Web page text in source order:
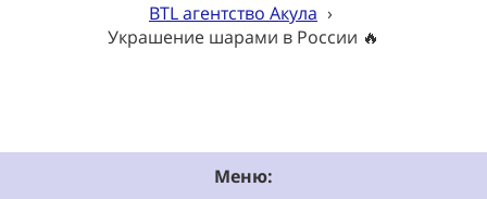
BTL агентство Акула ›
Украшение шарами в России 🔥
Меню: